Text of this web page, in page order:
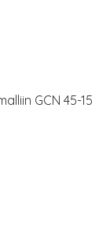
GCN 45-15